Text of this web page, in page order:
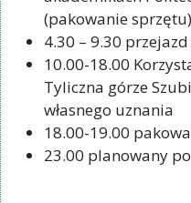
(pakowanie sprzętu)
4.30 – 9.30
10.00-18.00
Tyliczna górze
własnego uznania
18.00-19.00
23.00 planowany